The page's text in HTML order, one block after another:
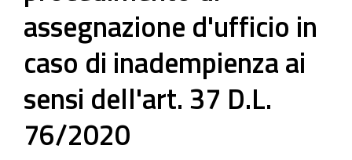
assegnazione d'ufficio in
caso di inadempienza ai
sensi dell'art. 37 D.L.
76/2020